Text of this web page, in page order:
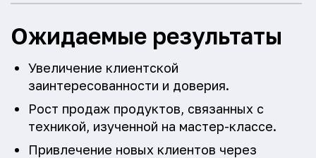
Ожидаемые результаты
Увеличение клиентской
заинтересованности и доверия.
Рост продаж продуктов, связанных с
техникой, изученной на мастер-классе.
Привлечение новых клиентов через